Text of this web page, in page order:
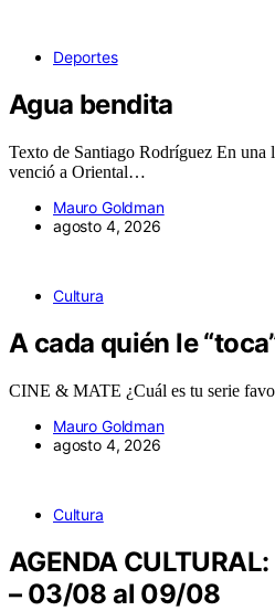
Deportes
Agua bendita
Texto de Santiago Rodríguez En una
venció a Oriental…
Mauro Goldman
agosto 4, 2026
Cultura
A cada quién le
CINE & MATE ¿Cuál es tu serie
Mauro Goldman
agosto 4, 2026
Cultura
AGENDA
– 03/08 al 09/08